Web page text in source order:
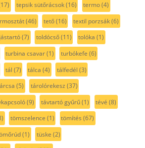
tepsik sütőrácsok(16) termo(4)
(46) tető(16) textil porzsák(6)
(7) toldócső(11) tolóka (1)
turbina csavar(1) turbókefe (6)
tál (7) tálca (4) tálfedél (3)
(5) tárolórekesz (37)
(9) távtartó gyűrű(1) tévé (8)
tömszelence (1) tömítés (67)
(1) tüske (2)